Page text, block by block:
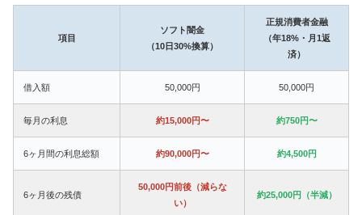
項目
ソフト闇金
（10日30%換算）
正規消費者金融
（年18%・月1返
済）
借入額 50,000円 50,000円
毎月の利息 約15,000円〜 約750円〜
6ヶ月間の利息総額 約90,000円〜 約4,500円
6ヶ月後の残債
50,000円前後（減らな
い）
約25,000円（半減）